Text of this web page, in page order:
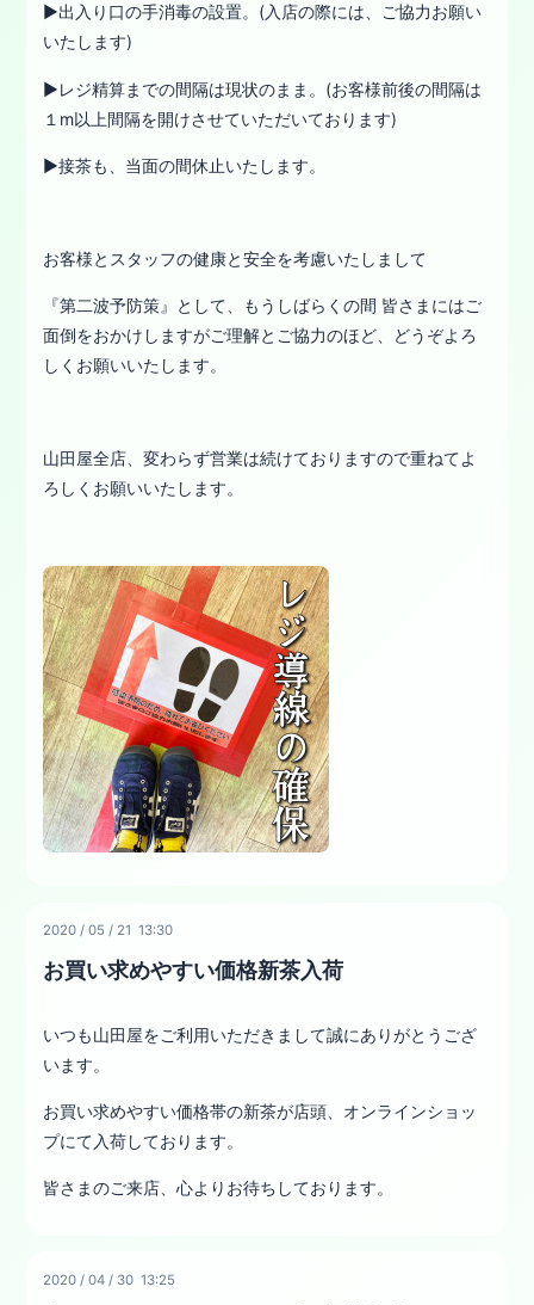
▶︎出入り口の手消毒の設置。(入店の際には、ご協力お願い
いたします)
▶︎レジ精算までの間隔は現状のまま。(お客様前後の間隔は
１m以上間隔を開けさせていただいております)
▶︎接茶も、当面の間休止いたします。
お客様とスタッフの健康と安全を考慮いたしまして
『第二波予防策』として、もうしばらくの間 皆さまにはご
面倒をおかけしますがご理解とご協力のほど、どうぞよろ
しくお願いいたします。
山田屋全店、変わらず営業は続けておりますので重ねてよ
ろしくお願いいたします。
2020 /05 / 21 13:30
お買い求めやすい価格新茶入荷
いつも山田屋をご利用いただきまして誠にありがとうござ
います。
お買い求めやすい価格帯の新茶が店頭、オンラインショッ
プにて入荷しております。
皆さまのご来店、心よりお待ちしております。
2020 /04 / 30 13:25